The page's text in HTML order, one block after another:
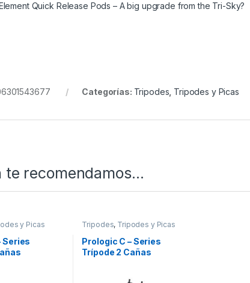
Quick Release Pods – A big upgrade from the Tri-Sky?
Categorías: Tripodes Tripodes y Picas
te recomendamos…
y Picas
Series
Tripodes, Tripodes y Picas
Prologic C – Series
Trípode 2 Cañas